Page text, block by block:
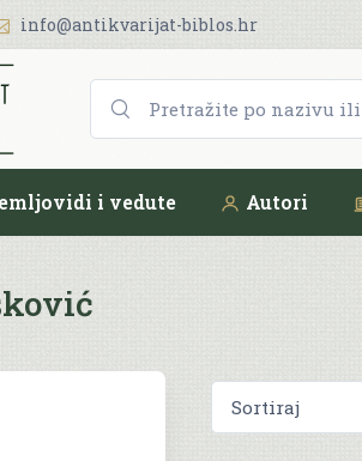
info@antikvarijat-biblos.hr
i vedute Autori